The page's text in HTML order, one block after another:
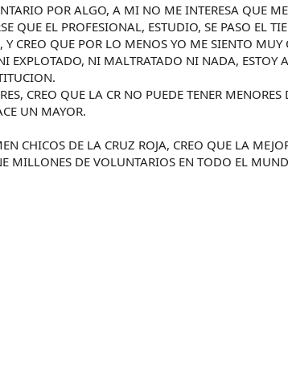
POR ALGO, A MI NO ME INTERESA QUE
QUE EL PROFESIONAL, ESTUDIO, SE PASO EL
CREO QUE POR LO MENOS YO ME SIENTO
EXPLOTADO, NI MALTRATADO NI NADA,
CREO QUE LA CR NO PUEDE TENER
UN MAYOR.
CHICOS DE LA CRUZ ROJA, CREO QUE LA
MILLONES DE VOLUNTARIOS EN TODO EL